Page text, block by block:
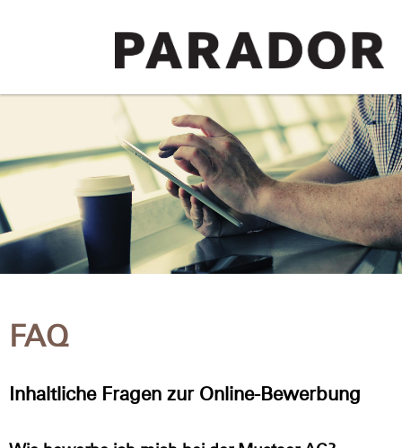
FAQ
Inhaltliche Fragen zur Online-Bewerbung